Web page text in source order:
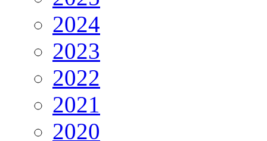
2024
2023
2022
2021
2020